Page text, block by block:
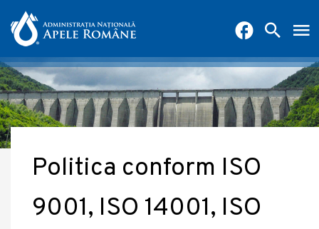
Politica conform ISO
9001, ISO 14001, ISO